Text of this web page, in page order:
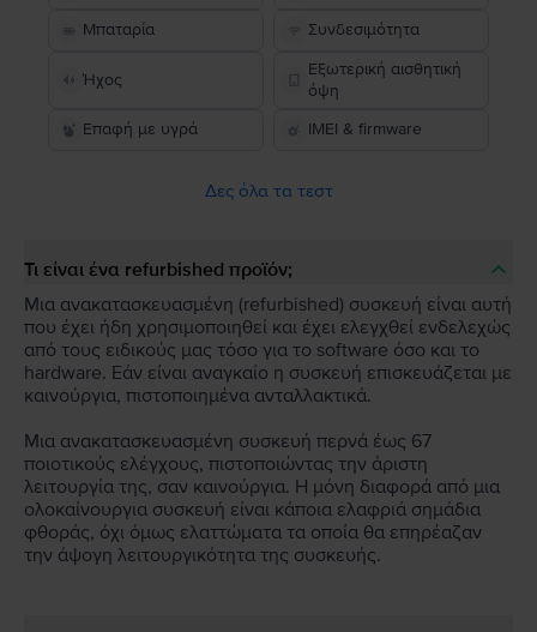
Μπαταρία Συνδεσιμότητα
Ήχος
Εξωτερική αισθητική
όψη
Επαφή με υγρά
IMEI & firmware
Δες όλα τα τεστ
Τι είναι ένα refurbished προϊόν;
Μια ανακατασκευασμένη (refurbished) συσκευή είναι αυτή
που έχει ήδη χρησιμοποιηθεί και έχει ελεγχθεί ενδελεχώς
από τους ειδικούς μας τόσο για το software όσο και το
hardware. Εάν είναι αναγκαίο η συσκευή επισκευάζεται με
καινούργια, πιστοποιημένα ανταλλακτικά.
Μια ανακατασκευασμένη συσκευή περνά έως 67
ποιοτικούς ελέγχους, πιστοποιώντας την άριστη
λειτουργία της, σαν καινούργια. Η μόνη διαφορά από μια
ολοκαίνουργια συσκευή είναι κάποια ελαφριά σημάδια
φθοράς, όχι όμως ελαττώματα τα οποία θα επηρέαζαν
την άψογη λειτουργικότητα της συσκευής.